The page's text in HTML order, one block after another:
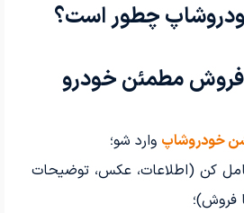
چطور است؟
فروش مطمئن خودرو
خودروشاپ وارد شو؛
کن (اطلاعات، عکس، توضیحات
فروش)؛